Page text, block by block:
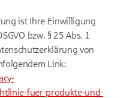
ist Ihre Einwilligung
bzw. § 25 Abs. 1
von
Link:
fuer-produkte-und-